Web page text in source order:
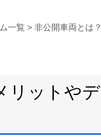
一覧 > 非公開車両とは
リットや